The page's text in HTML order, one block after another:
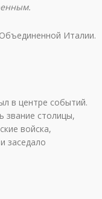
Италии.
в центре событий.
звание столицы,
войска,
заседало